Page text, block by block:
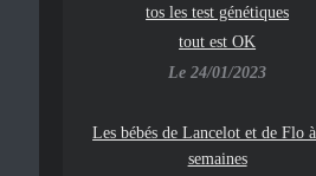
tos les test génétiques
tout est OK
Le 24/01/2023
Les bébés de Lancelot et de Flo
semaines